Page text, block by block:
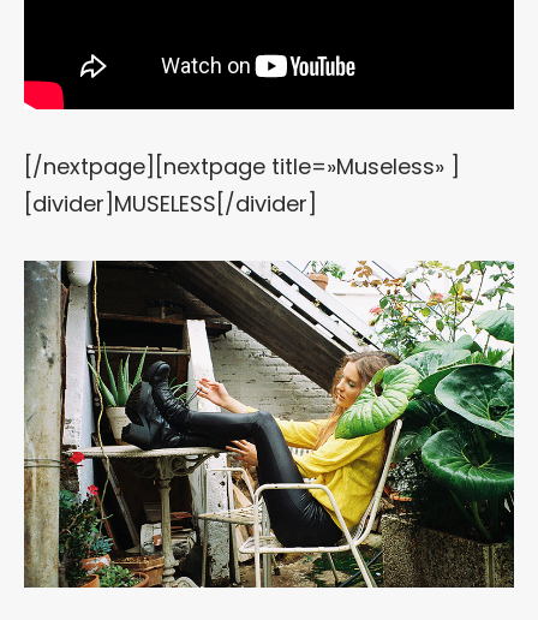
[/nextpage][nextpage title=»Museless» ]
[divider]MUSELESS[/divider]